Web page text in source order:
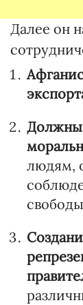
Далее он
Должны
людям,